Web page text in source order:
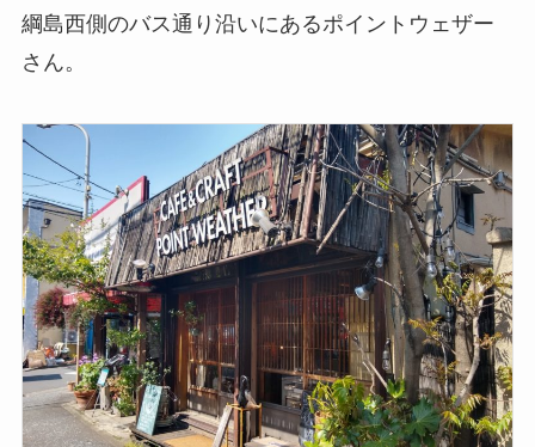
綱島西側のバス通り沿いにあるポイントウェザー
さん。